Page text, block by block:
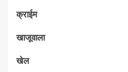
क्राईम
खाजूवाला
खेल